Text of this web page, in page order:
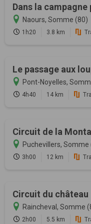
Dans la
Naours, Somme (80)
1h20 3.8 km
Le passage aux
Pont-Noyelles,
4h40 14 km
Circuit de la
Puchevillers, Somme
3h00 12 km
Circuit du château
Raincheval, Somme
2h00 5.5 km